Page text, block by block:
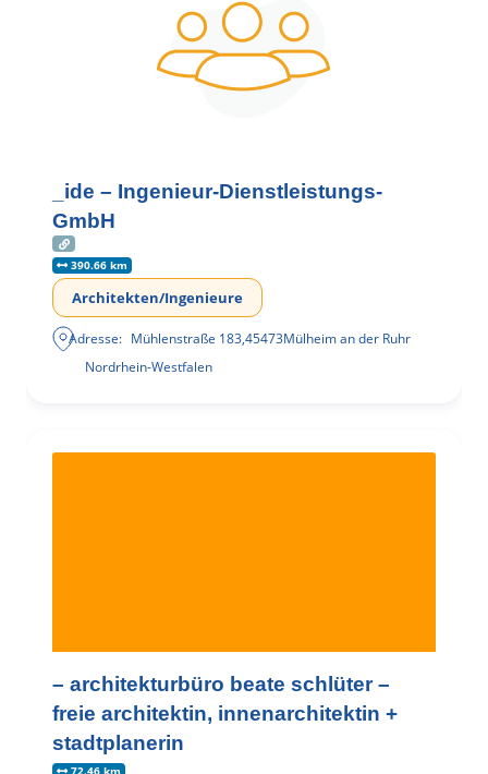
_ide – Ingenieur-Dienstleistungs-
GmbH
390.66 km
Architekten/Ingenieure
Adresse: Mühlenstraße 183,45473Mülheim an der Ruhr
Nordrhein-Westfalen
– architekturbüro beate schlüter –
freie architektin, innenarchitektin +
stadtplanerin
72.46 km